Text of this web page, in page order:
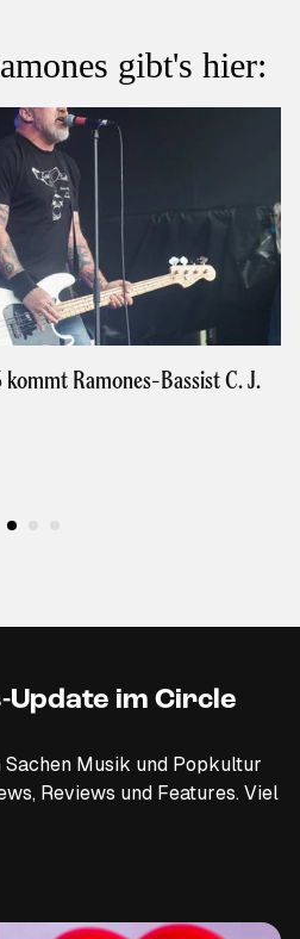
gibt's hier:
Ramones-Bassist C. J.
Update im Circle
Musik und Popkultur
Reviews und Features. Viel